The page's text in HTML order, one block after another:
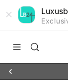
Suche